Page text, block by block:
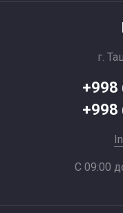
г.
+998
+998
С 09:00